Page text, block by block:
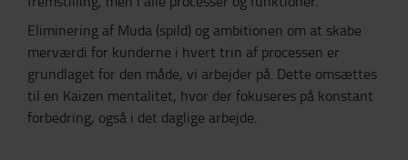
Eliminering af Muda (spild) og ambitionen om at skabe
merværdi for kunderne i hvert trin af processen er
grundlaget for den måde, vi arbejder på. Dette omsættes
til en Kaizen mentalitet, hvor der fokuseres på konstant
forbedring, også i det daglige arbejde.